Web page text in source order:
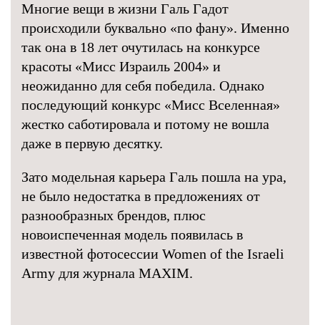
Многие вещи в жизни Галь Гадот
происходили буквально «по фану». Именно
так она в 18 лет очутилась на конкурсе
красоты «Мисс Израиль 2004» и
неожиданно для себя победила. Однако
последующий конкурс «Мисс Вселенная»
жестко саботировала и потому не вошла
даже в первую десятку.
Зато модельная карьера Галь пошла на ура,
не было недостатка в предложениях от
разнообразных брендов, плюс
новоиспеченная модель появилась в
известной фотосессии Women of the Israeli
Army для журнала MAXIM.